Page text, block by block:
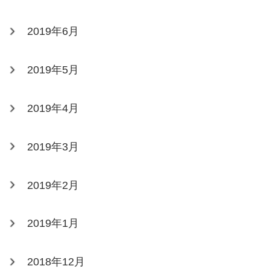
2019年6月
2019年5月
2019年4月
2019年3月
2019年2月
2019年1月
2018年12月